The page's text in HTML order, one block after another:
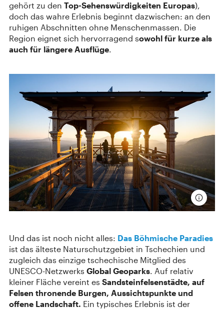
gehört zu den Top-Sehenswürdigkeiten Europas),
doch das wahre Erlebnis beginnt dazwischen: an den
ruhigen Abschnitten ohne Menschenmassen. Die
Region eignet sich hervorragend sowohl für kurze als
auch für längere Ausflüge.
Und das ist noch nicht alles: Das Böhmische Paradies
ist das älteste Naturschutzgebiet in Tschechien und
zugleich das einzige tschechische Mitglied des
UNESCO-Netzwerks Global Geoparks. Auf relativ
kleiner Fläche vereint es Sandsteinfelsenstädte, auf
Felsen thronende Burgen, Aussichtspunkte und
offene Landschaft. Ein typisches Erlebnis ist der